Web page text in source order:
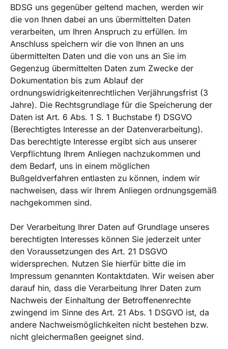
BDSG uns gegenüber geltend machen, werden wir
die von Ihnen dabei an uns übermittelten Daten
verarbeiten, um Ihren Anspruch zu erfüllen. Im
Anschluss speichern wir die von Ihnen an uns
übermittelten Daten und die von uns an Sie im
Gegenzug übermittelten Daten zum Zwecke der
Dokumentation bis zum Ablauf der
ordnungswidrigkeitenrechtlichen Verjährungsfrist (3
Jahre). Die Rechtsgrundlage für die Speicherung der
Daten ist Art. 6 Abs. 1 S. 1 Buchstabe f) DSGVO
(Berechtigtes Interesse an der Datenverarbeitung).
Das berechtigte Interesse ergibt sich aus unserer
Verpflichtung Ihrem Anliegen nachzukommen und
dem Bedarf, uns in einem möglichen
Bußgeldverfahren entlasten zu können, indem wir
nachweisen, dass wir Ihrem Anliegen ordnungsgemäß
nachgekommen sind.
Der Verarbeitung Ihrer Daten auf Grundlage unseres
berechtigten Interesses können Sie jederzeit unter
den Voraussetzungen des Art. 21 DSGVO
widersprechen. Nutzen Sie hierfür bitte die im
Impressum genannten Kontaktdaten. Wir weisen aber
darauf hin, dass die Verarbeitung Ihrer Daten zum
Nachweis der Einhaltung der Betroffenenrechte
zwingend im Sinne des Art. 21 Abs. 1 DSGVO ist, da
andere Nachweismöglichkeiten nicht bestehen bzw.
nicht gleichermaßen geeignet sind.